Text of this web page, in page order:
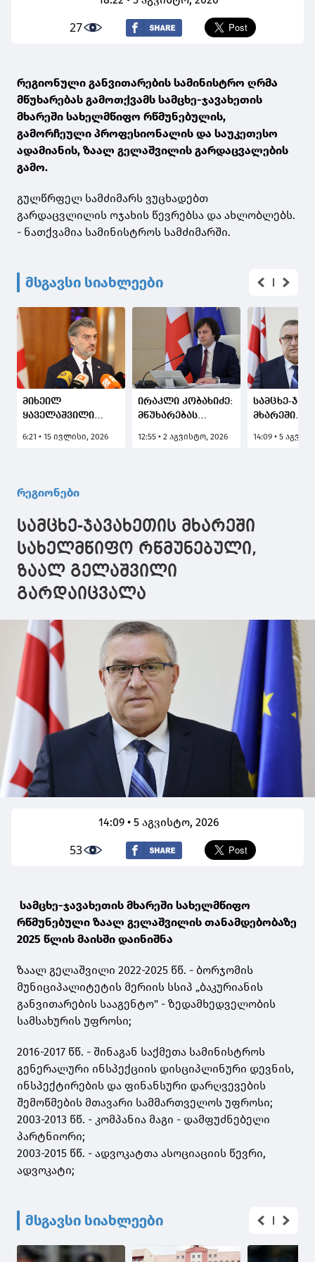
27
რეგიონული განვითარების სამინისტრო ღრმა
მწუხარებას გამოთქვამს სამცხე-ჯავახეთის
მხარეში სახელმწიფო რწმუნებულის,
გამორჩეული პროფესიონალის და საუკეთესო
ადამიანის, ზაალ გელაშვილის გარდაცვალების
გამო.
გულწრფელ სამძიმარს ვუცხადებთ
გარდაცვლილის ოჯახის წევრებსა და ახლობლებს.
- ნათქვამია სამინისტროს სამძიმარში.
მსგავსი სიახლეები
მიხეილ
ყაველაშვილი
სახელმწიფოს
ამირას
გარდაცვალების
გამოუცხადებს
6:21 • 15 ივლისი, 2026
ირაკლი კობახიძე:
მწუხარებას
მეცნიერის,
საზოგადოებისათვის
მისი
გარდაცვალება
მძიმე დანაკლისია
12:55 • 2 აგვისტო, 2026
სამცხე-
მხარეში
14:09 • 5
რეგიონები
სამცხე-ჯავახეთის მხარეში
სახელმწიფო რწმუნებული,
ზაალ გელაშვილი
გარდაიცვალა
14:09 • 5 აგვისტო, 2026
53
სამცხე-ჯავახეთის მხარეში სახელმწიფო
რწმუნებული ზაალ გელაშვილის თანამდებობაზე
2025 წლის მაისში დაინიშნა
ზაალ გელაშვილი 2022-2025 წწ. - ბორჯომის
მუნიციპალიტეტის მერიის სსიპ „ბაკურიანის
განვითარების სააგენტო" - ზედამხედველობის
სამსახურის უფროსი;
2016-2017 წწ. - შინაგან საქმეთა სამინისტროს
გენერალური ინსპექციის დისციპლინური დევნის,
ინსპექტირების და ფინანსური დარღვევების
შემოწმების მთავარი სამმართველოს უფროსი;
2003-2013 წწ. - კომპანია მაგი - დამფუძნებელი
პარტნიორი;
2003-2015 წწ. - ადვოკატთა ასოციაციის წევრი,
ადვოკატი;
მსგავსი სიახლეები